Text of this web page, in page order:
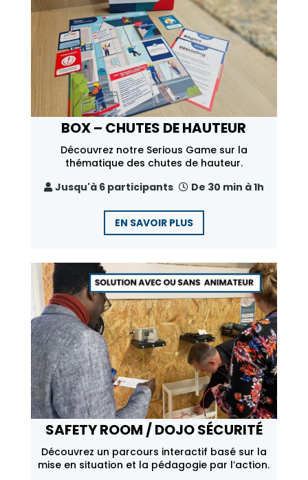
BOX – CHUTES DE HAUTEUR
Découvrez notre Serious Game sur la
thématique des chutes de hauteur.
Jusqu'à 6 participants
De 30 min à 1h
EN SAVOIR PLUS
SAFETY ROOM / DOJO SÉCURITÉ
Découvrez un parcours interactif basé sur la
mise en situation et la pédagogie par l’action.